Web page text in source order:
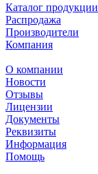
Каталог продукции
Распродажа
Производители
Компания
О компании
Новости
Отзывы
Лицензии
Документы
Реквизиты
Информация
Помощь